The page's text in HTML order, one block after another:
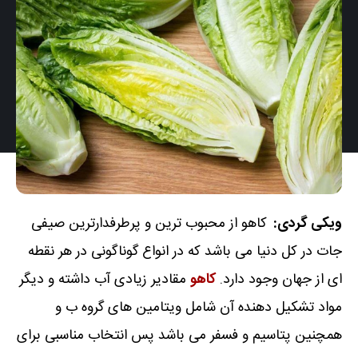
ویکی گردی: کاهو از محبوب ترین و پرطرفدارترین صیفی
جات در کل دنیا می باشد که در انواع گوناگونی در هر نقطه
ای از جهان وجود دارد.کاهو مقادیر زیادی آب داشته و دیگر
مواد تشکیل دهنده آن شامل ویتامین های گروه ب و
همچنین پتاسیم و فسفر می باشد پس انتخاب مناسبی برای